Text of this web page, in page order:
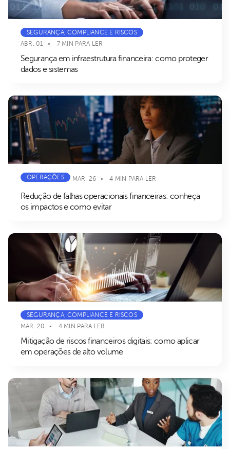
SEGURANÇA, COMPLIANCE E RISCOS
ABR. 01
7 MIN PARA LER
Segurança em infraestrutura financeira: como proteger
dados e sistemas
OPERAÇÕES MAR. 26 4 MIN PARA LER
Redução de falhas operacionais financeiras: conheça
os impactos e como evitar
SEGURANÇA, COMPLIANCE E RISCOS
MAR. 20
4 MIN PARA LER
Mitigação de riscos financeiros digitais: como aplicar
em operações de alto volume